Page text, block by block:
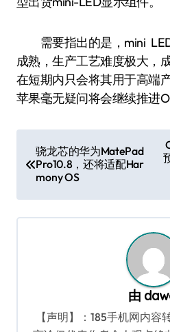
需要指出的是，mini
成熟，生产工艺难度极大，
在短期内只会将其用于高端
苹果毫无疑问将会继续推进
章
骁龙芯的华为MatePad
Pro10.8，还将适配Har
mony OS
由
【声明】：185手机网内